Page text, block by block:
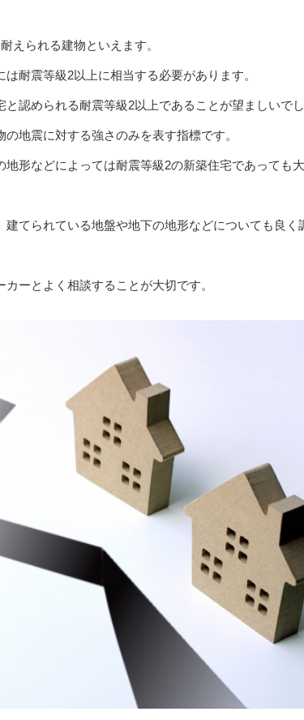
えられる建物といえます。
耐震等級2以上に相当する必要があります。
認められる耐震等級2以上であることが望ましいでし
地震に対する強さのみを表す指標です。
形などによっては耐震等級2の新築住宅であっても
てられている地盤や地下の地形などについても良く
ーとよく相談することが大切です。